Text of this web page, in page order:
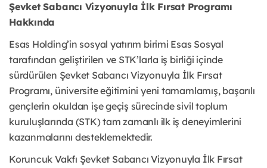
Şevket Sabancı Vizyonuyla İlk Fırsat Programı
Hakkında
Esas Holding’in sosyal yatırım birimi Esas Sosyal
tarafından geliştirilen ve STK’larla iş birliği içinde
sürdürülen Şevket Sabancı Vizyonuyla İlk Fırsat
Programı, üniversite eğitimini yeni tamamlamış, başarılı
gençlerin okuldan işe geçiş sürecinde sivil toplum
kuruluşlarında (STK) tam zamanlı ilk iş deneyimlerini
kazanmalarını desteklemektedir.
Koruncuk Vakfı Şevket Sabancı Vizyonuyla İlk Fırsat